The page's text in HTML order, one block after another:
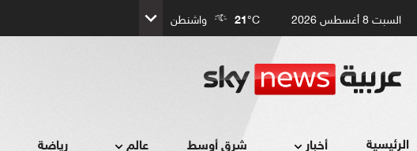
السبت 8 أغسطس 2026 21°C واشنطن
الرئيسية أخبار شرق أوسط عالم رياضة